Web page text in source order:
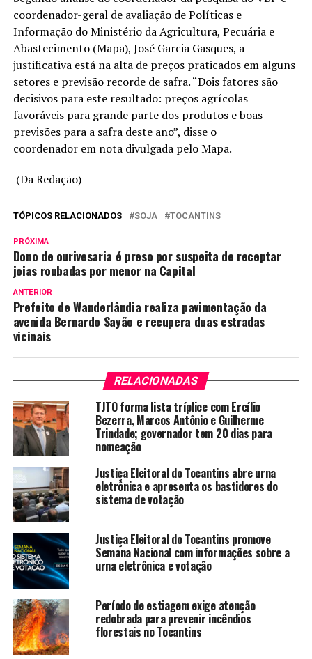
coordenador-geral de avaliação de Políticas e
Informação do Ministério da Agricultura, Pecuária e
Abastecimento (Mapa), José Garcia Gasques, a
justificativa está na alta de preços praticados em alguns
setores e previsão recorde de safra. “Dois fatores são
decisivos para este resultado: preços agrícolas
favoráveis para grande parte dos produtos e boas
previsões para a safra deste ano”, disse o
coordenador em nota divulgada pelo Mapa.
(Da Redação)
TÓPICOS RELACIONADOS SOJA TOCANTINS
PRÓXIMA
Dono de ourivesaria é preso por suspeita de receptar
joias roubadas por menor na Capital
ANTERIOR
Prefeito de Wanderlândia realiza pavimentação da
avenida Bernardo Sayão e recupera duas estradas
vicinais
RELACIONADAS
TJTO forma lista tríplice com Ercílio
Bezerra, Marcos Antônio e Guilherme
Trindade; governador tem 20 dias para
nomeação
Justiça Eleitoral do Tocantins abre urna
eletrônica e apresenta os bastidores do
sistema de votação
Justiça Eleitoral do Tocantins promove
Semana Nacional com informações sobre a
urna eletrônica e votação
Período de estiagem exige atenção
redobrada para prevenir incêndios
florestais no Tocantins